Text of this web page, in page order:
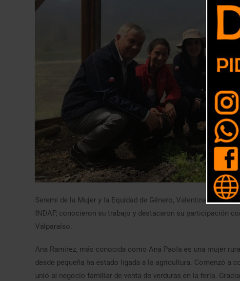
Seremi de la Mujer y la Equidad de Género, Valentina Stagno;
INDAP, conocieron su trabajo y destacaron su participación
Valparaíso.
Ana Ramírez, más conocida como Ana Paola es una mujer
desde pequeña ha estado ligada a la agricultura. Comenzó a
unió al negocio familiar de venta de verduras en la feria.